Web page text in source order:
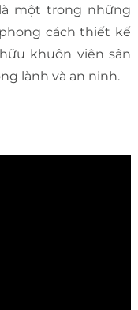
một trong những
cách thiết kế
khuôn viên sân
lành và an ninh.